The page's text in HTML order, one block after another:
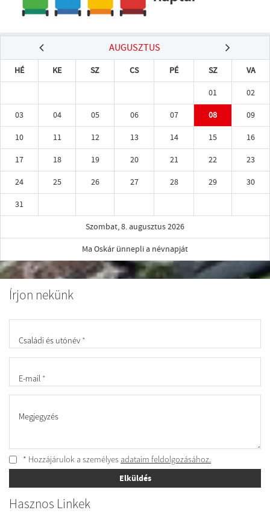
AUGUSZTUS
HÉ KE SZ CS PÉ SZ
VA
01
02
03
04 05 06 07 08
09
10
11 12 13 14 15
16
17
18 19 20 21 22
23
24
25 26 27 28 29
30
31
Szombat, 8. augusztus 2026
Ma Oskár ünnepli a névnapját
Írjon nekünk
Családi és utónév *
E-mail *
Megjegyzés
* Hozzájárulok a személyes adataim feldolgozásához.
Elküldés
Hasznos Linkek